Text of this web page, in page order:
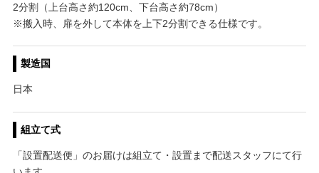
2分割（上台高さ約120cm、下台高さ約78cm）
※搬入時、扉を外して本体を上下2分割できる仕様です。
製造国
日本
組立て式
「設置配送便」のお届けは組立て・設置まで配送スタッフにて行